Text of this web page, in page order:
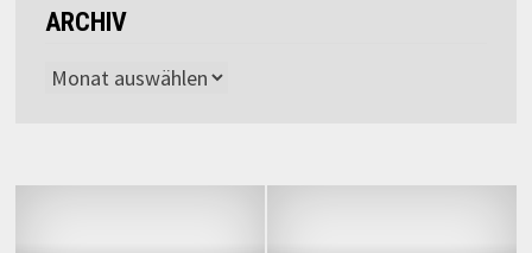
ARCHIV
Archiv